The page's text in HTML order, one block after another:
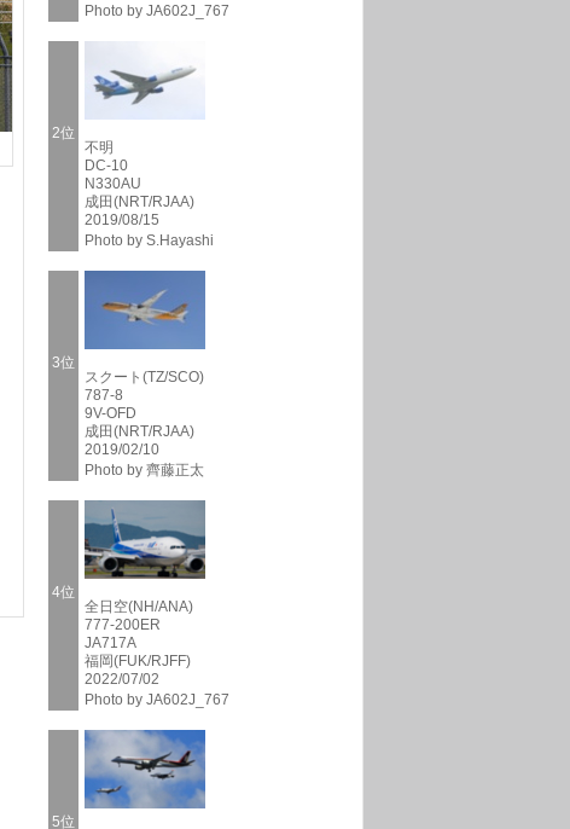
Photo by JA602J_767
2位
不明
DC-10
N330AU
成田(NRT/RJAA)
2019/08/15
Photo by S.Hayashi
3位
スクート(TZ/SCO)
787-8
9V-OFD
成田(NRT/RJAA)
2019/02/10
Photo by 齊藤正太
4位
全日空(NH/ANA)
777-200ER
JA717A
福岡(FUK/RJFF)
2022/07/02
Photo by JA602J_767
5位